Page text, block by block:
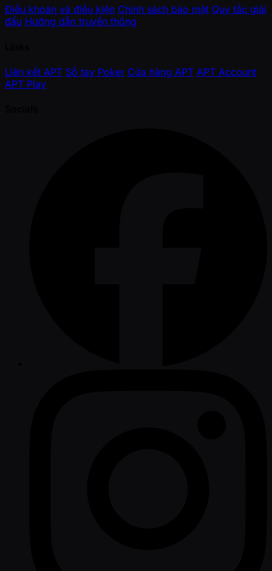
Điều khoản và điều kiện Chính sách bảo mật Quy tắc giải
đấu Hướng dẫn truyền thông
Liên kết APT Sổ tay Poker Cửa hàng APT APT Account
APT Play